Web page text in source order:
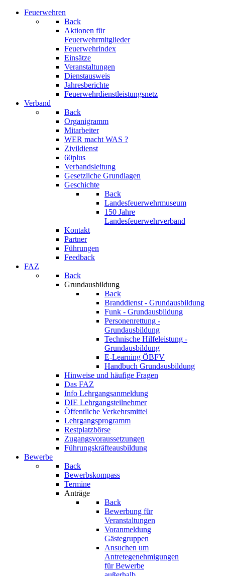
Feuerwehren
Back
Aktionen für
Feuerwehrmitglieder
Feuerwehrindex
Einsätze
Veranstaltungen
Dienstausweis
Jahresberichte
Feuerwehrdienstleistungsnetz
Verband
Back
Organigramm
Mitarbeiter
WER macht WAS ?
Zivildienst
60plus
Verbandsleitung
Gesetzliche Grundlagen
Geschichte
Back
Landesfeuerwehrmuseum
150 Jahre
Landesfeuerwehrverband
Kontakt
Partner
Führungen
Feedback
FAZ
Back
Grundausbildung
Back
Branddienst - Grundausbildung
Funk - Grundausbildung
Personenrettung -
Grundausbildung
Technische Hilfeleistung -
Grundausbildung
E-Learning ÖBFV
Handbuch Grundausbildung
Hinweise und häufige Fragen
Das FAZ
Info Lehrgangsanmeldung
DIE Lehrgangsteilnehmer
Öffentliche Verkehrsmittel
Lehrgangsprogramm
Restplatzbörse
Zugangsvoraussetzungen
Führungskräfteausbildung
Bewerbe
Back
Bewerbskompass
Termine
Anträge
Back
Bewerbung für
Veranstaltungen
Voranmeldung
Gästegruppen
Ansuchen um
Antretegenehmigungen
für Bewerbe